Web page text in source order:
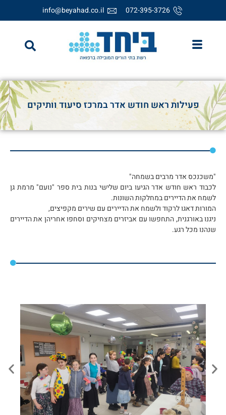
072-395-3726
info@beyahad.co.il
פעילות ראש חודש אדר במרכז סיעוד וותיקים
"משכנכס אדר מרבים בשמחה"
לכבוד ראש חודש אדר הגיעו ביום שלישי בנות בית ספר "נועם" מרמת גן
לשמח את הדיירים במחלקות השונות.
המורות דאגו לרקוד ולשמח את הדיירים עם שירים מקפיצים,
ניגנו באורגנית, התחפשו עם אביזרים מצחיקים וסחפו אחריהן את הדיירים
שנהנו מכל רגע.